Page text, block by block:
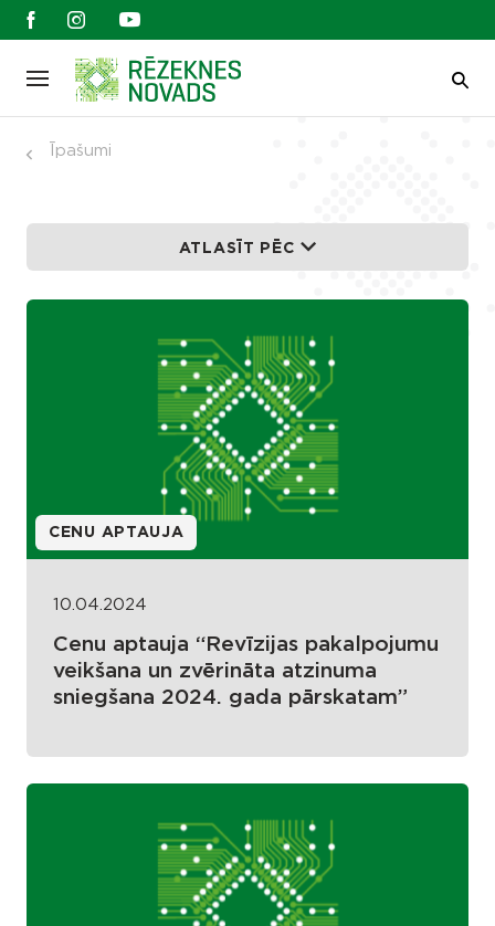
Īpašumi
ATLASĪT PĒC
CENU APTAUJA
10.04.2024
Cenu aptauja “Revīzijas pakalpojumu
veikšana un zvērināta atzinuma
sniegšana 2024. gada pārskatam”